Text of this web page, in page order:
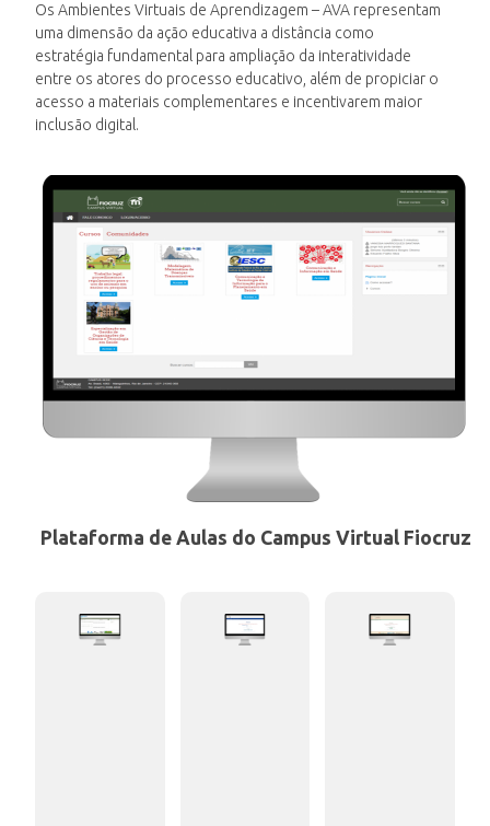
PLATAFORMAS
DOCUMENTOS
ALUNOS
DOCENTES
INSCRIÇÃO E SELEÇÃO
Os Ambientes Virtuais de Aprendizagem – AVA representam
uma dimensão da ação educativa a distância como
estratégia fundamental para ampliação da interatividade
entre os atores do processo educativo, além de propiciar o
acesso a materiais complementares e incentivarem maior
inclusão digital.
Plataforma de Aulas do Campus Virtual Fiocruz